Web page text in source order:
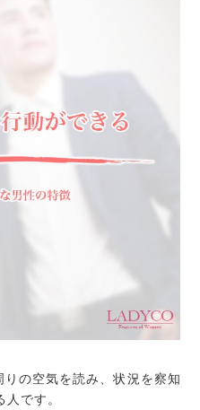
りの空気を読み、状況を察知
です。